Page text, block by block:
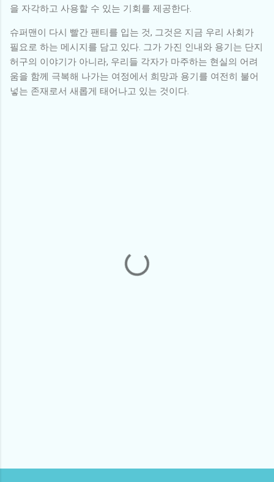
을 자각하고 사용할 수 있는 기회를 제공한다.
슈퍼맨이 다시 빨간 팬티를 입는 것, 그것은 지금 우리 사회가
필요로 하는 메시지를 담고 있다. 그가 가진 인내와 용기는 단지
허구의 이야기가 아니라, 우리들 각자가 마주하는 현실의 어려
움을 함께 극복해 나가는 여정에서 희망과 용기를 여전히 불어
넣는 존재로서 새롭게 태어나고 있는 것이다.